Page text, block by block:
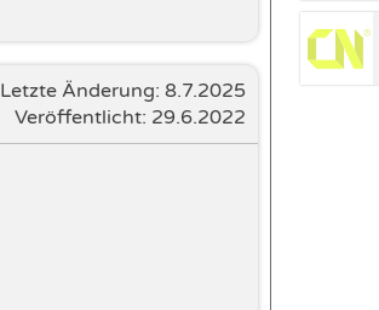
Letzte Änderung:8.7.2025
Veröffentlicht: 29.6.2022